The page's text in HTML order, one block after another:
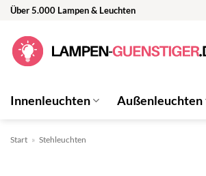
Zum
springen
Über 5.000 Lampen & Leuchten
Innenleuchten Außenleuchten
Start » Stehleuchten